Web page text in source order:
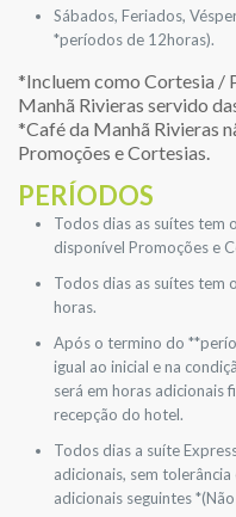
Sábados, Feriados,
*períodos de 12horas).
*Incluem como Cortesia /
Manhã Rivieras servido
*Café da Manhã Rivieras
Promoções e Cortesias.
PERÍODOS
Todos dias as suítes tem
disponível Promoções e
Todos dias as suítes tem
horas.
Após o termino do
igual ao inicial e na
será em horas adicionais
recepção do hotel.
Todos dias a suíte
adicionais, sem
adicionais seguintes